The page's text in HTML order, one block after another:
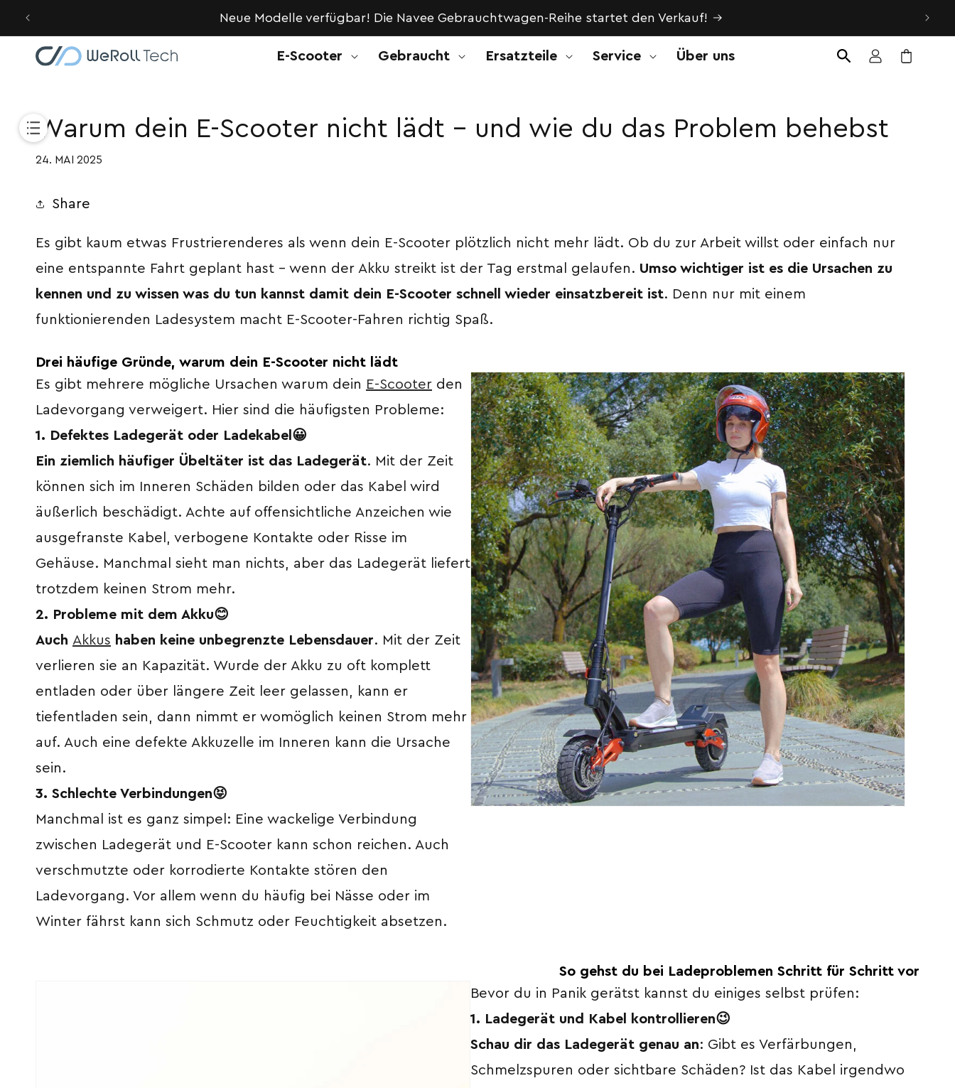
zum
Neue Modelle verfügbar! Die Navee Gebrauchtwagen-Reihe startet den Verkauf!
E-Scooter Gebraucht Ersatzteile Service Über uns EinloggenWarenkorb
Warum dein E-Scooter nicht lädt – und wie du das Problem behebst
24. MAI 2025
Share
Es gibt kaum etwas Frustrierenderes als wenn dein E-Scooter plötzlich nicht mehr lädt. Ob du zur Arbeit willst oder einfach nur
eine entspannte Fahrt geplant hast – wenn der Akku streikt ist der Tag erstmal gelaufen. Umso wichtiger ist es die Ursachen zu
kennen und zu wissen was du tun kannst damit dein E-Scooter schnell wieder einsatzbereit ist. Denn nur mit einem
funktionierenden Ladesystem macht E-Scooter-Fahren richtig Spaß.
Drei häufige Gründe, warum dein E-Scooter nicht lädt
Es gibt mehrere mögliche Ursachen warum dein E-Scooter den
Ladevorgang verweigert. Hier sind die häufigsten Probleme:
1. Defektes Ladegerät oder Ladekabel 😀
Ein ziemlich häufiger Übeltäter ist das Ladegerät. Mit der Zeit
können sich im Inneren Schäden bilden oder das Kabel wird
äußerlich beschädigt. Achte auf offensichtliche Anzeichen wie
ausgefranste Kabel, verbogene Kontakte oder Risse im
Gehäuse. Manchmal sieht man nichts, aber das Ladegerät liefert
trotzdem keinen Strom mehr.
2. Probleme mit dem Akku😊
Auch Akkus haben keine unbegrenzte Lebensdauer. Mit der Zeit
verlieren sie an Kapazität. Wurde der Akku zu oft komplett
entladen oder über längere Zeit leer gelassen, kann er
tiefentladen sein, dann nimmt er womöglich keinen Strom mehr
auf. Auch eine defekte Akkuzelle im Inneren kann die Ursache
sein.
3. Schlechte Verbindungen😝
Manchmal ist es ganz simpel: Eine wackelige Verbindung
zwischen Ladegerät und E-Scooter kann schon reichen. Auch
verschmutzte oder korrodierte Kontakte stören den
Ladevorgang. Vor allem wenn du häufig bei Nässe oder im
Winter fährst kann sich Schmutz oder Feuchtigkeit absetzen.
So gehst du bei Ladeproblemen Schritt für Schritt vor
Bevor du in Panik gerätst kannst du einiges selbst prüfen:
1. Ladegerät und Kabel kontrollieren😉
Schau dir das Ladegerät genau an: Gibt es Verfärbungen,
Schmelzspuren oder sichtbare Schäden? Ist das Kabel irgendwo